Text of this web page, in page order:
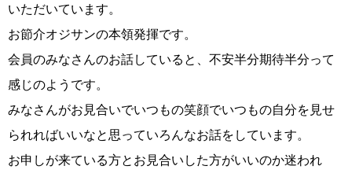
いただいています。
お節介オジサンの本領発揮です。
会員のみなさんのお話していると、不安半分期待半分って
感じのようです。
みなさんがお見合いでいつもの笑顔でいつもの自分を見せ
られればいいなと思っていろんなお話をしています。
お申しが来ている方とお見合いした方がいいのか迷われ